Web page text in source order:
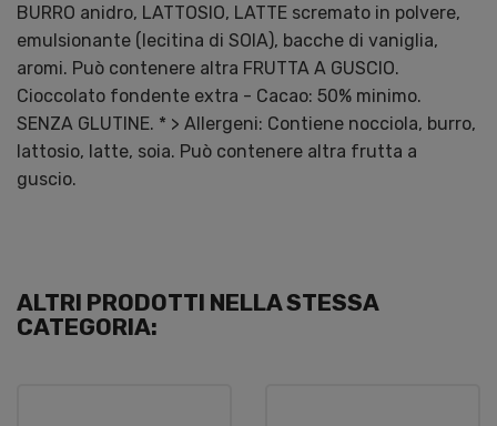
BURRO anidro, LATTOSIO, LATTE scremato in polvere,
emulsionante (lecitina di SOIA), bacche di vaniglia,
aromi. Può contenere altra FRUTTA A GUSCIO.
Cioccolato fondente extra - Cacao: 50% minimo.
SENZA GLUTINE. * > Allergeni: Contiene nocciola, burro,
lattosio, latte, soia. Può contenere altra frutta a
guscio.
ALTRI PRODOTTI NELLA STESSA
CATEGORIA: